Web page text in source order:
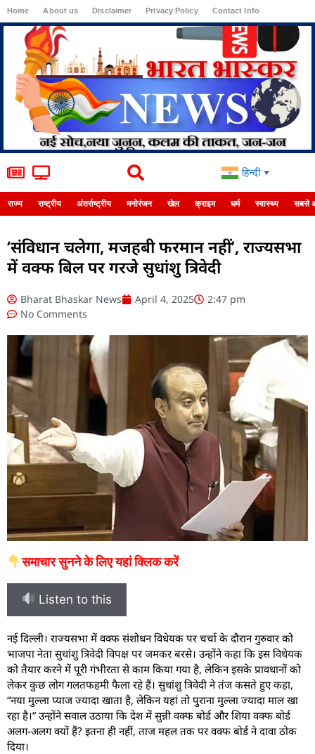
Home About us Disclaimer Privacy Policy Contact Info
हिन्दी ▼
राज्य राष्ट्रीय अंतर्राष्ट्रीय मनोरंजन खेल क्राइम धर्म स्वास्थ्य सबसे
‘संविधान चलेगा, मजहबी फरमान नहीं’, राज्यसभा
में वक्फ बिल पर गरजे सुधांशु त्रिवेदी
Bharat Bhaskar News April 4, 2025
2:47 pm
No Comments
समाचार सुनने के लिए यहां क्लिक करें
Listen to this
नई दिल्ली। राज्यसभा में वक्फ संशोधन विधेयक पर चर्चा के दौरान गुरुवार को
भाजपा नेता सुधांशु त्रिवेदी विपक्ष पर जमकर बरसे। उन्होंने कहा कि इस विधेयक
को तैयार करने में पूरी गंभीरता से काम किया गया है, लेकिन इसके प्रावधानों को
लेकर कुछ लोग गलतफहमी फैला रहे हैं। सुधांशु त्रिवेदी ने तंज कसते हुए कहा,
“नया मुल्ला प्याज ज्यादा खाता है, लेकिन यहां तो पुराना मुल्ला ज्यादा माल खा
रहा है।” उन्होंने सवाल उठाया कि देश में सुन्नी वक्फ बोर्ड और शिया वक्फ बोर्ड
अलग-अलग क्यों हैं? इतना ही नहीं, ताज महल तक पर वक्फ बोर्ड ने दावा ठोक
दिया।